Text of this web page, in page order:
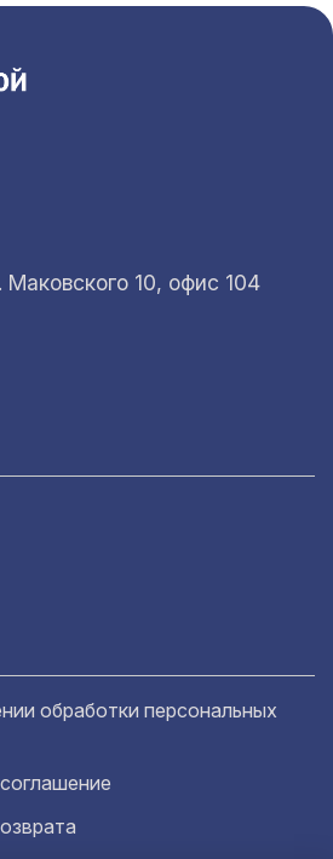
обработки персональных
Маковского 10, офис 104